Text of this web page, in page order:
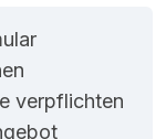
verpflichten